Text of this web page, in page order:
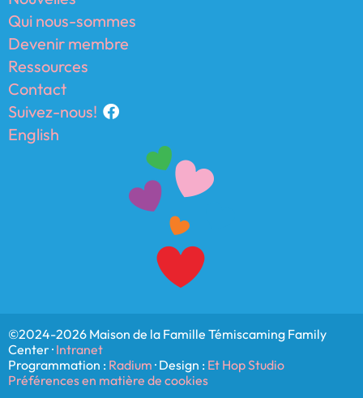
Qui nous-sommes
Devenir membre
Ressources
Contact
Suivez-nous!
English
©2024-2026 Maison de la Famille Témiscaming Family
Center · Intranet
Programmation : Radium · Design : Et Hop Studio
Préférences en matière de cookies